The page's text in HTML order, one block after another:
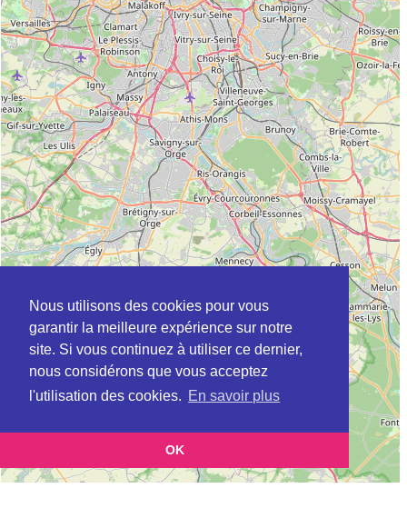
Nous utilisons des cookies pour vous
garantir la meilleure expérience sur notre
site. Si vous continuez à utiliser ce dernier,
nous considérons que vous acceptez
l'utilisation des cookies. En savoir plus
OK